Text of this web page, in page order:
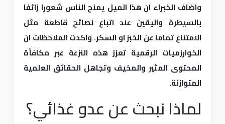
واضاف الخبراء ان هذا الميل يمنح الناس شعورا زائفا
بالسيطرة واليقين عند اتباع نصائح قاطعة مثل
الامتناع تماما عن الخبز او السكر. واكدت الملاحظات ان
الخوارزميات الرقمية تعزز هذه النزعة عبر مكافأة
المحتوى المثير والمخيف وتجاهل الحقائق العلمية
المتوازنة.
لماذا نبحث عن عدو غذائي؟